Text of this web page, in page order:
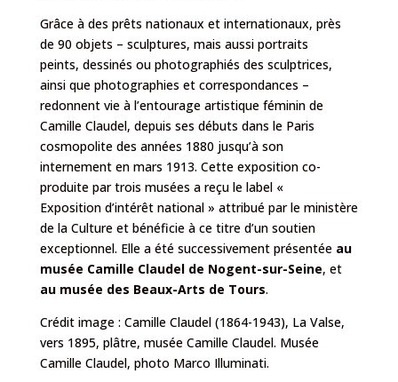
Grâce à des prêts nationaux et internationaux, près
de 90 objets – sculptures, mais aussi portraits
peints, dessinés ou photographiés des sculptrices,
ainsi que photographies et correspondances –
redonnent vie à l’entourage artistique féminin de
Camille Claudel, depuis ses débuts dans le Paris
cosmopolite des années 1880 jusqu’à son
internement en mars 1913. Cette exposition co-
produite par trois musées a reçu le label «
Exposition d’intérêt national » attribué par le ministère
de la Culture et bénéficie à ce titre d’un soutien
exceptionnel. Elle a été successivement présentée au
musée Camille Claudel de Nogent-sur-Seine, et
au musée des Beaux-Arts de Tours.
Crédit image : Camille Claudel (1864-1943), La Valse,
vers 1895, plâtre, musée Camille Claudel. Musée
Camille Claudel, photo Marco Illuminati.